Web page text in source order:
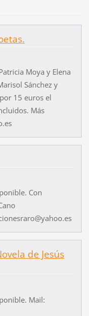
Moya y Elena
Sánchez y
15 euros el
Más
Con
de Jesús
Mail: